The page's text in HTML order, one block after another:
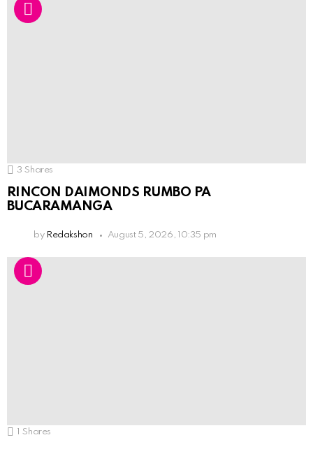
3 Shares
RINCON DAIMONDS RUMBO PA
BUCARAMANGA
by Redakshon August 5, 2026, 10:35 pm
Shares